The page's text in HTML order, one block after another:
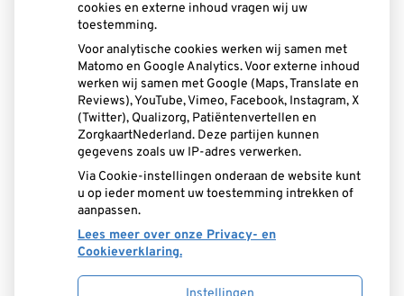
Samen blijven we alert — en zorgen we ervoor dat
digitale communicatie veilig blijft.
Adresgegevens
Brecklenkamp 22
7556 NT Hengelo
074-2774983
info@tpsnijders.nl
cookies en externe inhoud vragen wij uw
toestemming.
Voor analytische cookies werken wij samen met
Matomo en Google Analytics. Voor externe inhoud
werken wij samen met Google (Maps, Translate en
Reviews), YouTube, Vimeo, Facebook, Instagram, X
(Twitter), Qualizorg, Patiëntenvertellen en
ZorgkaartNederland. Deze partijen kunnen
gegevens zoals uw IP-adres verwerken.
Via Cookie-instellingen onderaan de website kunt
u op ieder moment uw toestemming intrekken of
aanpassen.
Lees meer over onze Privacy- en
Cookieverklaring.